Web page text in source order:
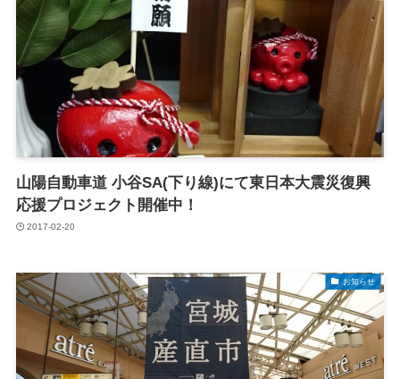
山陽自動車道 小谷SA(下り線)にて東日本大震災復興
応援プロジェクト開催中！
2017-02-20
お知らせ